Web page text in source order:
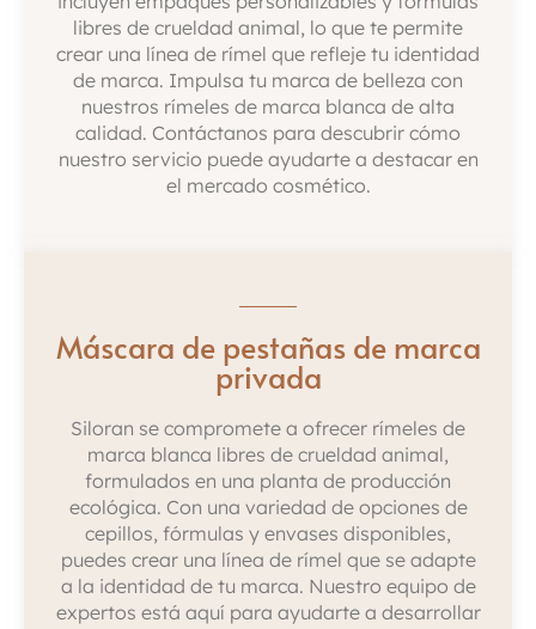
libres de crueldad animal, lo que te permite
crear una línea de rímel que refleje tu identidad
de marca. Impulsa tu marca de belleza con
nuestros rímeles de marca blanca de alta
calidad. Contáctanos para descubrir cómo
nuestro servicio puede ayudarte a destacar en
el mercado cosmético.
Máscara de pestañas de marca
privada
Siloran se compromete a ofrecer rímeles de
marca blanca libres de crueldad animal,
formulados en una planta de producción
ecológica. Con una variedad de opciones de
cepillos, fórmulas y envases disponibles,
puedes crear una línea de rímel que se adapte
a la identidad de tu marca. Nuestro equipo de
expertos está aquí para ayudarte a desarrollar